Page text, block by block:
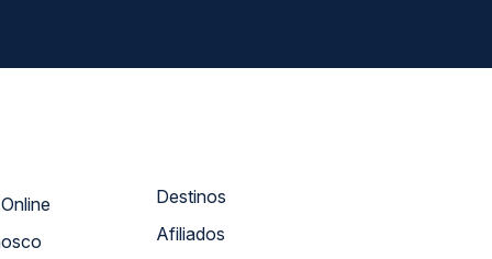
Atendimento Online
Destinos
Afiliados